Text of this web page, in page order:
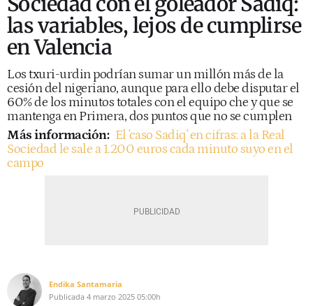
las variables, lejos de cumplirse
en Valencia
Los txuri-urdin podrían sumar un millón más de la
cesión del nigeriano, aunque para ello debe disputar el
60% de los minutos totales con el equipo che y que se
mantenga en Primera, dos puntos que no se cumplen
Más información: El 'caso Sadiq' en cifras: a la Real
Sociedad le sale a 1.200 euros cada minuto suyo en el
campo
Endika Santamaria
Publicada 4 marzo 2025 05:00h